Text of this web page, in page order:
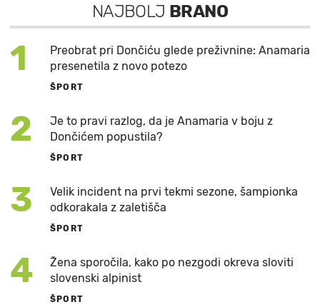
NAJBOLJ BRANO
1
Preobrat pri Dončiću glede preživnine: Anamaria
presenetila z novo potezo
ŠPORT
2
Je to pravi razlog, da je Anamaria v boju z
Dončićem popustila?
ŠPORT
3
Velik incident na prvi tekmi sezone, šampionka
odkorakala z zaletišča
ŠPORT
4
Žena sporočila, kako po nezgodi okreva sloviti
slovenski alpinist
ŠPORT